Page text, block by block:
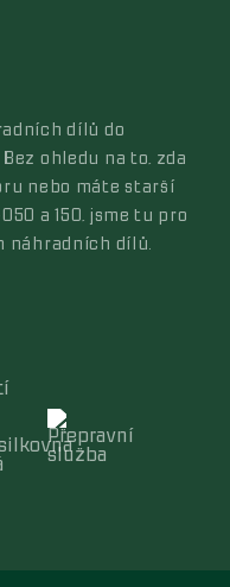
dílů do
ohledu na to, zda
nebo máte starší
a 150, jsme tu pro
náhradních dílů.